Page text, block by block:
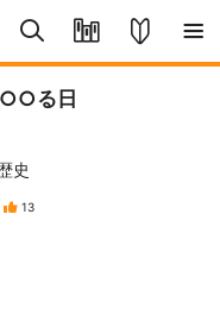
○○る日
史
13